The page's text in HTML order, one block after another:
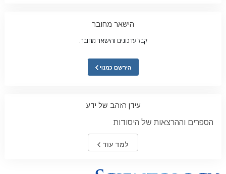
הישאר מחובר
קבל עדכונים והישאר מחובר.
הירשם כמנוי
עידן הזהב של ידע
הספרים וההרצאות של היסודות
למד עוד